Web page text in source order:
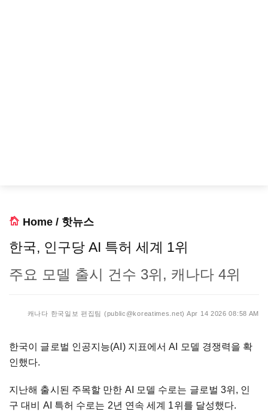
Home / 핫뉴스
한국, 인구당 AI 특허 세계 1위
주요 모델 출시 건수 3위, 캐나다 4위
캐나다 한국일보 편집팀 (public@koreatimes.net) Apr 14 2026 08:58 AM
한국이 글로벌 인공지능(AI) 지표에서 AI 모델 경쟁력을 확
인했다.
지난해 출시된 주목할 만한 AI 모델 수로는 글로벌 3위, 인
구 대비 AI 특허 수로는 2년 연속 세계 1위를 달성했다.